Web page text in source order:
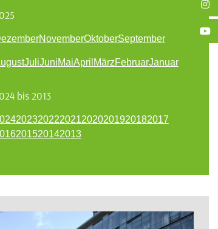
NovemberOktoberSeptember
JuliJuniMaiApril MärzFebruarJanuar
bis 2013
2023202220212020201920182017
201520142013